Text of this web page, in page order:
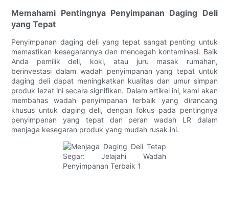
Memahami Pentingnya Penyimpanan Daging Deli
yang Tepat
Penyimpanan daging deli yang tepat sangat penting untuk
memastikan kesegarannya dan mencegah kontaminasi. Baik
Anda pemilik deli, koki, atau juru masak rumahan,
berinvestasi dalam wadah penyimpanan yang tepat untuk
daging deli dapat meningkatkan kualitas dan umur simpan
produk lezat ini secara signifikan. Dalam artikel ini, kami akan
membahas wadah penyimpanan terbaik yang dirancang
khusus untuk daging deli, dengan fokus pada pentingnya
penyimpanan yang tepat dan peran wadah LR dalam
menjaga kesegaran produk yang mudah rusak ini.